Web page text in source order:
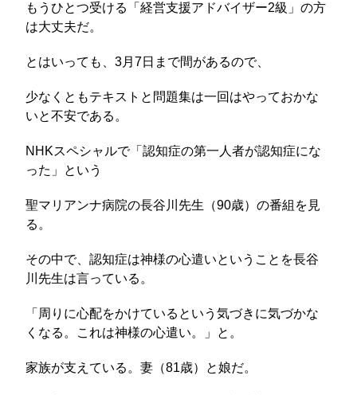
もうひとつ受ける「経営支援アドバイザー2級」の方
は大丈夫だ。
とはいっても、3月7日まで間があるので、
少なくともテキストと問題集は一回はやっておかな
いと不安である。
NHKスペシャルで「認知症の第一人者が認知症にな
った」という
聖マリアンナ病院の長谷川先生（90歳）の番組を見
る。
その中で、認知症は神様の心遣いということを長谷
川先生は言っている。
「周りに心配をかけているという気づきに気づかな
くなる。これは神様の心遣い。」と。
家族が支えている。妻（81歳）と娘だ。